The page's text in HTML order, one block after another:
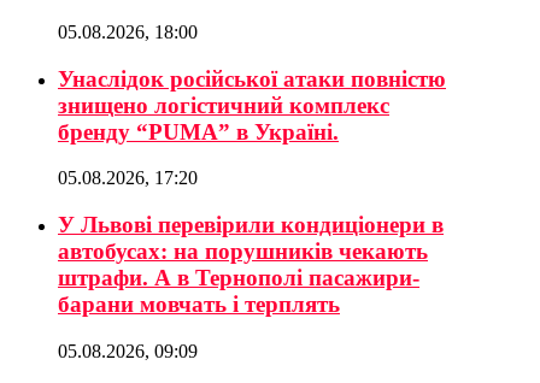
05.08.2026, 18:00
Унаслідок російської атаки повністю
знищено логістичний комплекс
бренду “PUMA” в Україні.
05.08.2026, 17:20
У Львові перевірили кондиціонери в
автобусах: на порушників чекають
штрафи. А в Тернополі пасажири-
барани мовчать і терплять
05.08.2026, 09:09